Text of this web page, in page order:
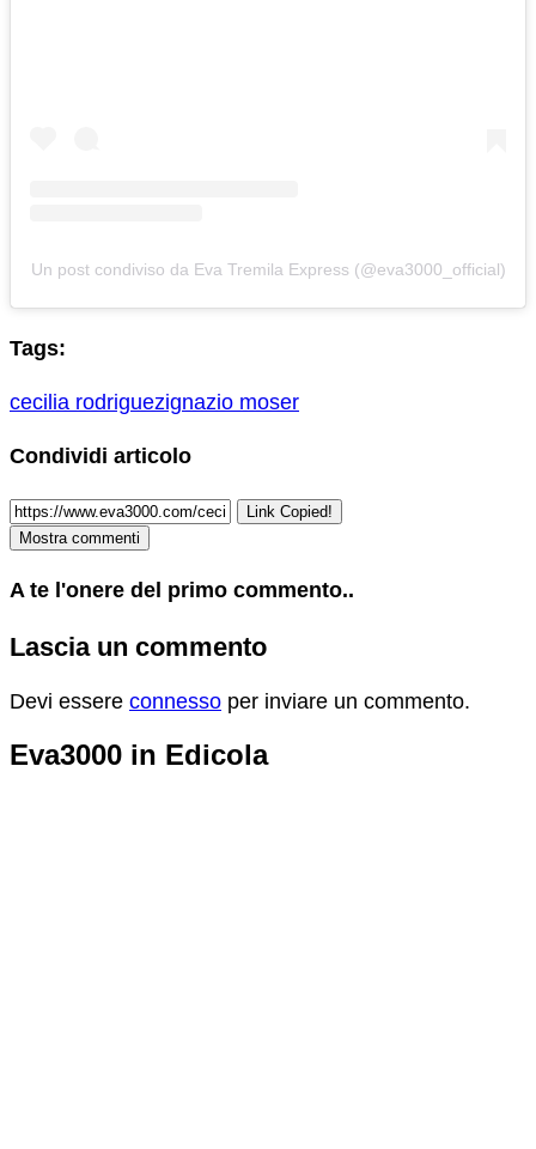
Un post condiviso da Eva Tremila Express (@eva3000_official)
Tags:
cecilia rodriguezignazio moser
Condividi articolo
Link Copied!
Mostra commenti
A te l'onere del primo commento..
Lascia un commento
Devi essere connesso per inviare un commento.
Eva3000 in Edicola